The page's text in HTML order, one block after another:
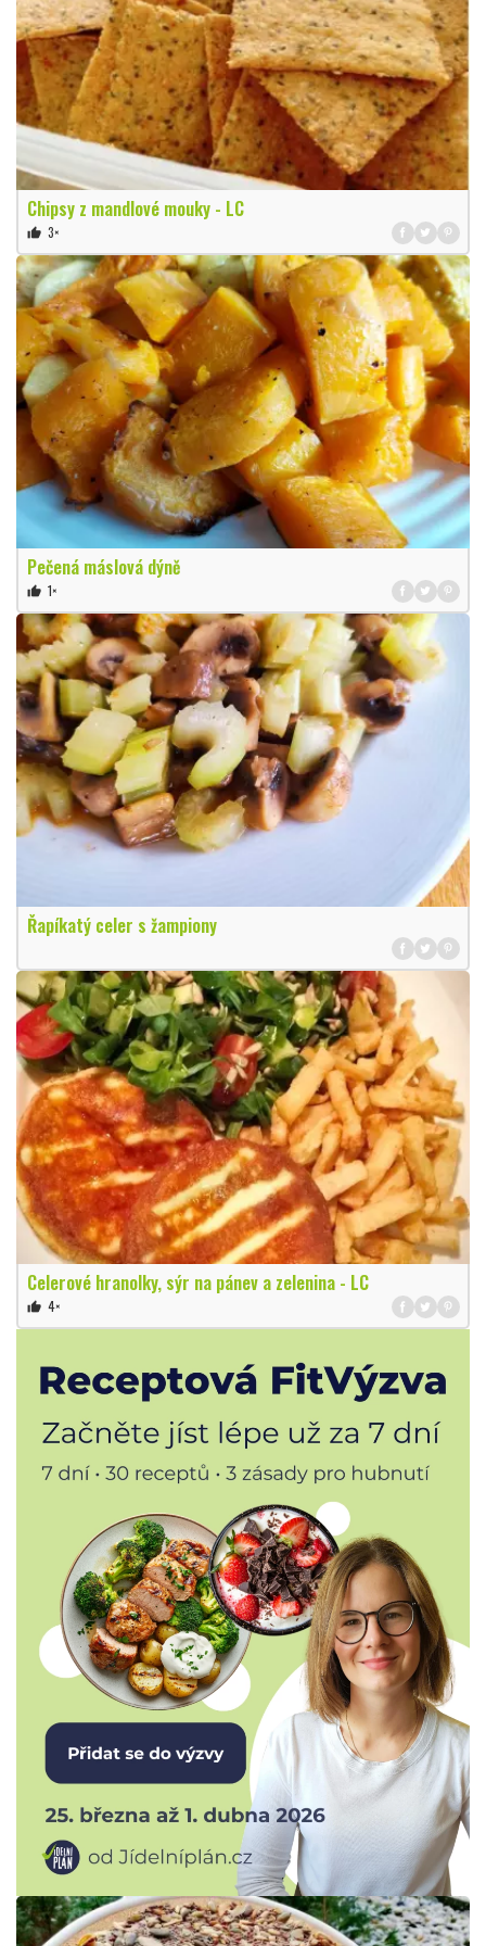
Chipsy z mandlové mouky - LC
thumb_up 3×
Pečená máslová dýně
thumb_up 1×
Řapíkatý celer s žampiony
Celerové hranolky, sýr na pánev a zelenina - LC
thumb_up 4×